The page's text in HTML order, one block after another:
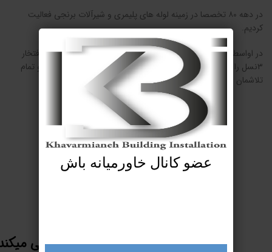
در دهه ۸۰ تخصصا در زمینه لوله های پلیمری و شیرآلات برنجی فعالیت
کردیم.
در اواسط دهه ۹۰ عرضه شیرآلات بهداشتی اوشه را آغاز نمودیم و با افتخار
۳نسل را در این صنف پشت سر گذاشتیم و راه را ادامه خواهیم داد و تمام
تلاشمان را خواهیم کرد برای نیک ماندن ناممان.
ملزومات ساختمانی خاورمیانه سعی
عضو کانال خاورمیانه باش